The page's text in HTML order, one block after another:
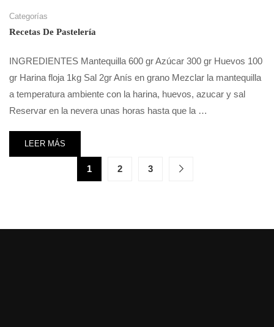
Categorías
Recetas De Pastelería
INGREDIENTES Mantequilla 600 gr Azúcar 300 gr Huevos 100
gr Harina floja 1kg Sal 2gr Anís en grano Mezclar la mantequilla
a temperatura ambiente con la harina, huevos, azucar y sal
Reservar en la nevera unas horas hasta que la …
LEER MÁS
1 2 3